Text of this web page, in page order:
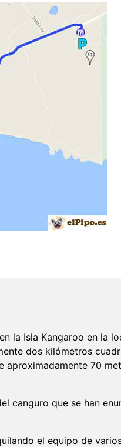
la Isla Kangaroo en la
dos kilómetros
aproximadamente 70
canguro que se han
el equipo de